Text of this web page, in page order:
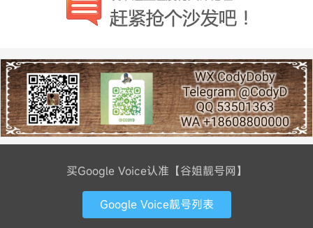
买Google Voice认准【谷姐靓号网】
Google Voice靓号列表